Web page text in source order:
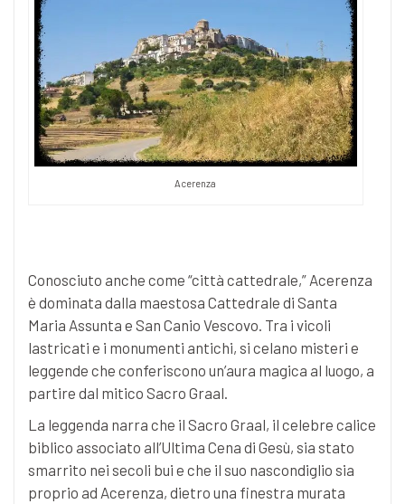
Acerenza
Conosciuto anche come “città cattedrale,” Acerenza
è dominata dalla maestosa Cattedrale di Santa
Maria Assunta e San Canio Vescovo. Tra i vicoli
lastricati e i monumenti antichi, si celano misteri e
leggende che conferiscono un’aura magica al luogo, a
partire dal mitico Sacro Graal.
La leggenda narra che il Sacro Graal, il celebre calice
biblico associato all’Ultima Cena di Gesù, sia stato
smarrito nei secoli bui e che il suo nascondiglio sia
proprio ad Acerenza, dietro una finestra murata